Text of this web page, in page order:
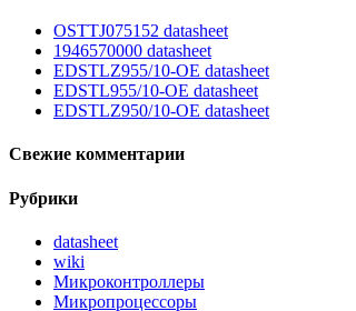
OSTTJ075152 datasheet
1946570000 datasheet
EDSTLZ955/10-OE datasheet
EDSTL955/10-OE datasheet
EDSTLZ950/10-OE datasheet
Свежие комментарии
Рубрики
datasheet
wiki
Микроконтроллеры
Микропроцессоры